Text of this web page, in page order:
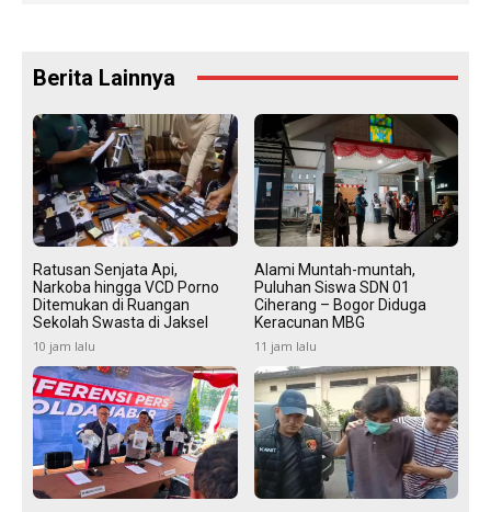
Berita Lainnya
Ratusan Senjata Api,
Narkoba hingga VCD Porno
Ditemukan di Ruangan
Sekolah Swasta di Jaksel
10 jam lalu
Alami Muntah-muntah,
Puluhan Siswa SDN 01
Ciherang – Bogor Diduga
Keracunan MBG
11 jam lalu